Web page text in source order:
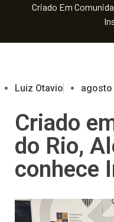
Criado Em
Luiz Otavio agosto
Criado
do Rio,
conhece